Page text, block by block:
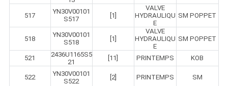
517
YN30V00101
S517
[1]
VALVE
HYDRAULIQU
E
SM POPPET
518
YN30V00101
S518
[1]
VALVE
HYDRAULIQU
E
SM POPPET
521
2436U1165S5
21
[11] PRINTEMPS KOB
522
YN30V00101
S522
[2] PRINTEMPS SM